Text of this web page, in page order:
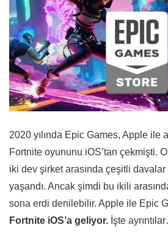
2020 yılında Epic Games, Apple ile
Fortnite oyununu iOS’tan çekmişti.
iki dev şirket arasında çeşitli
yaşandı. Ancak şimdi bu ikili
sona erdi denilebilir. Apple ile Epic
Fortnite iOS’a geliyor. İşte